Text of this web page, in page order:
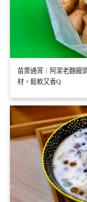
苗栗通宵︱阿潔老麵饅
材，鬆軟又香Q